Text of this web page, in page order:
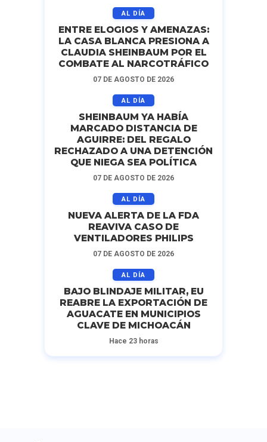
AL DÍA
ENTRE ELOGIOS Y AMENAZAS:
LA CASA BLANCA PRESIONA A
CLAUDIA SHEINBAUM POR EL
COMBATE AL NARCOTRÁFICO
07 DE AGOSTO DE 2026
AL DÍA
SHEINBAUM YA HABÍA
MARCADO DISTANCIA DE
AGUIRRE: DEL REGALO
RECHAZADO A UNA DETENCIÓN
QUE NIEGA SEA POLÍTICA
07 DE AGOSTO DE 2026
AL DÍA
NUEVA ALERTA DE LA FDA
REAVIVA CASO DE
VENTILADORES PHILIPS
07 DE AGOSTO DE 2026
AL DÍA
BAJO BLINDAJE MILITAR, EU
REABRE LA EXPORTACIÓN DE
AGUACATE EN MUNICIPIOS
CLAVE DE MICHOACÁN
Hace 23 horas